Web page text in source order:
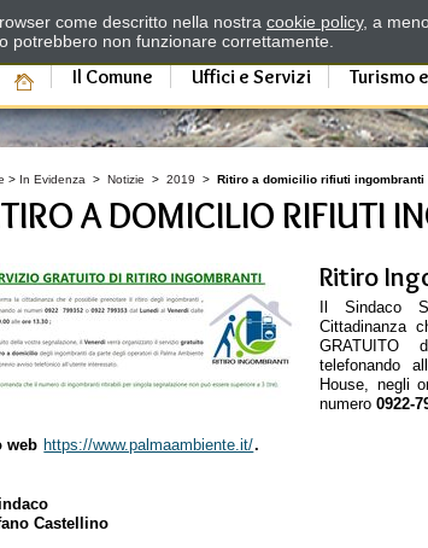
Il Comune Uffici e Servizi Turismo
> In Evidenza >Notizie >2019 >Ritiro a domicilio rifiuti ingombranti
A DOMICILIO RIFIUTI
Ritiro
Il Sindaco
Cittadinanza
GRATUITO
telefonando
House, negli
numero0922-
web https://www.palmaambiente.it/.
Castellino
come descritto nella nostra cookie policy, a
potrebbero non funzionare correttamente.